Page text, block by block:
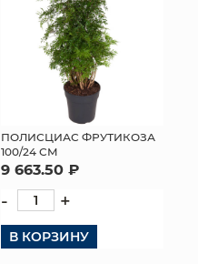
ПОЛИСЦИАС ФРУТИКОЗА
100/24 СМ
9 663.50 ₽
- +
В КОРЗИНУ